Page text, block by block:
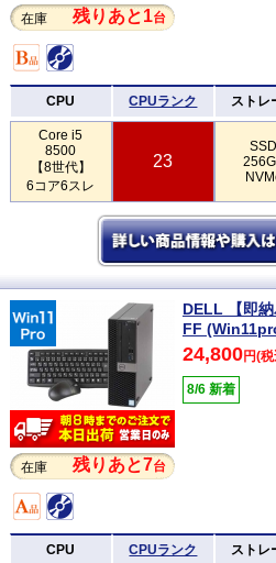
在庫 残りあと1台
CPU CPUランク ストレ
Core i5
8500
【8世代】
6コア6スレ
23
SSD
在庫 残りあと7台
DELL 【即
FF
24,800円(
8/6 新着
CPU CPUランク ストレ